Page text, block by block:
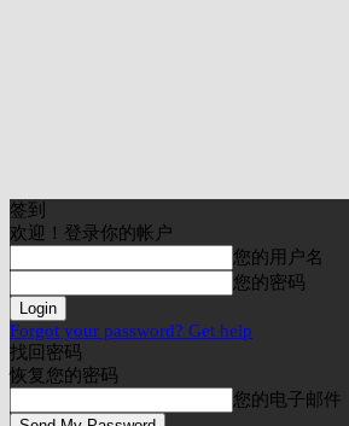
签到
欢迎！登录你的帐户
您的用户名
您的密码
Forgot your password? Get help
找回密码
恢复您的密码
您的电子邮件